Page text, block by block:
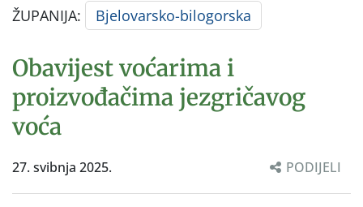
ŽUPANIJA: Bjelovarsko-bilogorska
Obavijest voćarima i
proizvođačima jezgričavog
voća
27. svibnja 2025. PODIJELI